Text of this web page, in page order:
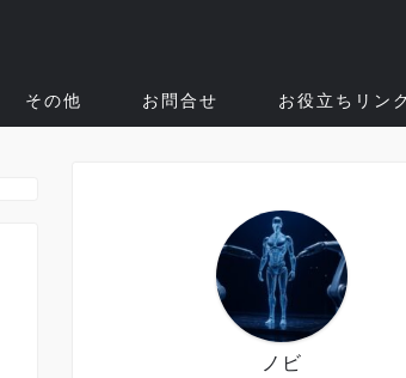
その他 お問合せ お役立ちリン
ノビ